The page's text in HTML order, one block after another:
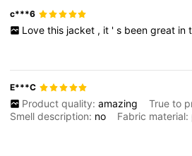
c***6
Love this jacket , it ' s been great in
E***C
Product quality: amazing True to
Smell description: no Fabric material: